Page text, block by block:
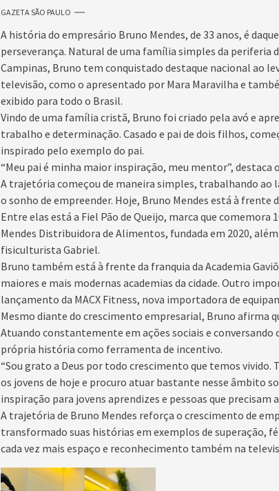
GAZETA SÃO PAULO
A história do empresário Bruno Mendes, de 33 anos, é
perseverança. Natural de uma família simples da
Campinas, Bruno tem conquistado destaque nacional ao
televisão, como o apresentado por Mara Maravilha e
exibido para todo o Brasil.
Vindo de uma família cristã, Bruno foi criado pela avó e
trabalho e determinação. Casado e pai de dois filhos,
inspirado pelo exemplo do pai.
“Meu pai é minha maior inspiração, meu mentor”, destaca
A trajetória começou de maneira simples, trabalhando ao
o sonho de empreender. Hoje, Bruno Mendes está à frente
Entre elas está a Fiel Pão de Queijo, marca que comemora
Mendes Distribuidora de Alimentos, fundada em 2020,
fisiculturista Gabriel.
Bruno também está à frente da franquia da Academia
maiores e mais modernas academias da cidade. Outro
lançamento da MACX Fitness, nova importadora de
Mesmo diante do crescimento empresarial, Bruno afirma
Atuando constantemente em ações sociais e conversando
própria história como ferramenta de incentivo.
“Sou grato a Deus por todo crescimento que temos
os jovens de hoje e procuro atuar bastante nesse âmbito
inspiração para jovens aprendizes e pessoas que precisam
A trajetória de Bruno Mendes reforça o crescimento de
transformado suas histórias em exemplos de superação,
cada vez mais espaço e reconhecimento também na